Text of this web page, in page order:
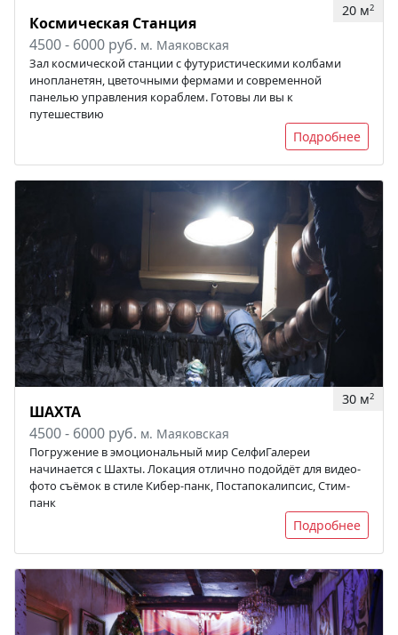
20 м2
Космическая Станция
4500 - 6000 руб. м. Маяковская
Зал космической станции с футуристическими колбами
инопланетян, цветочными фермами и современной
панелью управления кораблем. Готовы ли вы к
путешествию
Подробнее
30 м2
ШАХТА
4500 - 6000 руб. м. Маяковская
Погружение в эмоциональный мир СелфиГалереи
начинается с Шахты. Локация отлично подойдёт для видео-
фото съёмок в стиле Кибер-панк, Постапокалипсис, Стим-
панк
Подробнее